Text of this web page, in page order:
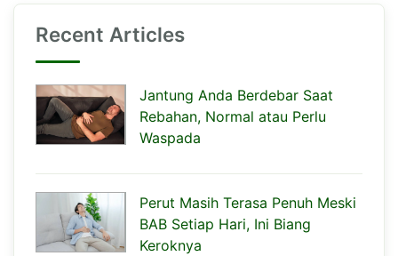
Recent Articles
Jantung Anda Berdebar Saat
Rebahan, Normal atau Perlu
Waspada
Perut Masih Terasa Penuh Meski
BAB Setiap Hari, Ini Biang
Keroknya